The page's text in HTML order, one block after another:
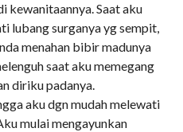
kewanitaannya. Saat aku
lubang surganya yg sempit,
menahan bibir madunya
saat aku memegang
diriku padanya.
aku dgn mudah melewati
mulai mengayunkan